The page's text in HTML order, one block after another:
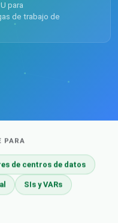
para
de trabajo de
PARA
de centros de datos
SIs y VARs